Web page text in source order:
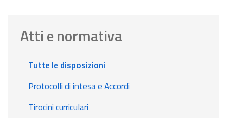
Atti e normativa
Tutte le disposizioni
Protocolli di intesa e Accordi
Tirocini curriculari